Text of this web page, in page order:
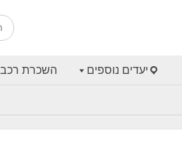
יעדים נוספים השכרת רכב